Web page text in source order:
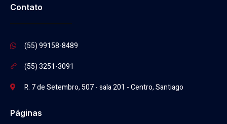
Contato
(55) 99158-8489
(55) 3251-3091
R. 7 de Setembro, 507 - sala 201 - Centro, Santiago
Páginas